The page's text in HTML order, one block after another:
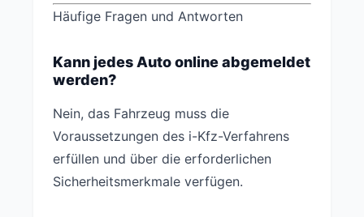
Häufige Fragen und Antworten
Kann jedes Auto online abgemeldet
werden?
Nein, das Fahrzeug muss die
Voraussetzungen des i-Kfz-Verfahrens
erfüllen und über die erforderlichen
Sicherheitsmerkmale verfügen.